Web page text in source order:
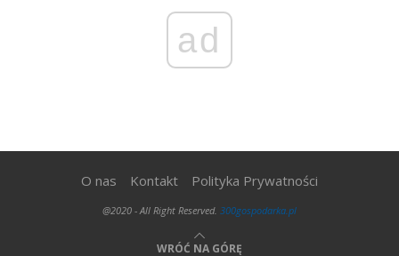
ad
O nas Kontakt Polityka Prywatności
@2020 - All Right Reserved. 300gospodarka.pl
WRÓĆ NA GÓRĘ